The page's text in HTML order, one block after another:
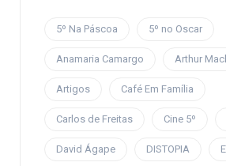
5º Na Páscoa 5º no Oscar
Anamaria Camargo Arthur
Artigos Café Em Família
Carlos de Freitas Cine 5º
David Ágape DISTOPIA